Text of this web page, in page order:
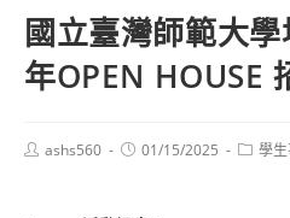
國立臺灣師範大
年OPEN HOUSE
Postashs560
Post01/15/2025
Post學